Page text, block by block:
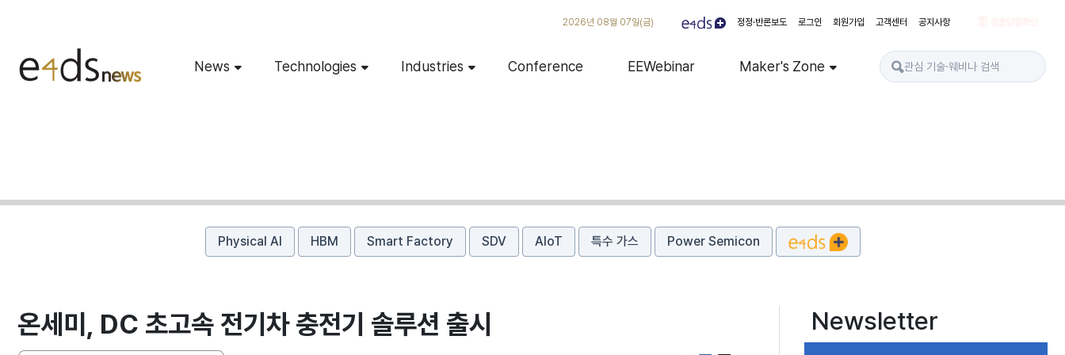
2026년 08월 07일(금) 정정·반론보도 로그인 회원가입 고객센터 공지사항
News Technologies Industries Conference EEWebinar Maker's Zone
Physical AI HBM Smart Factory SDV AIoT 특수 가스 Power Semicon
온세미, DC 초고속 전기차 충전기 솔루션 출시 Newsletter